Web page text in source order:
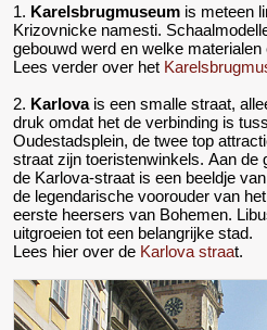
1. Karelsbrugmuseum is meteen
Krizovnicke namesti.
gebouwd werd en welke materialen
Lees verder over het
2. Karlovais een smalle straat,
druk omdat het de verbinding is
Oudestadsplein, de twee top
straat zijn toeristenwinkels. Aan de
de Karlova-straat is een beeldje
de legendarische voorouder van
eerste heersers van Bohemen.
uitgroeien tot een belangrijke stad.
Lees hier over de Karlova straat.